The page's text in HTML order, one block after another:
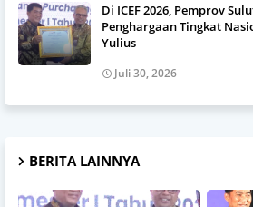
Di ICEF 2026, Pemprov
Penghargaan Tingkat
Yulius
Juli 30, 2026
BERITA LAINNYA